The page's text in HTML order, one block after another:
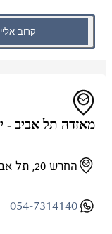
קרוב אליי
מאזדה תל אביב - יפו
החרש 20, תל אביב
054-7314140